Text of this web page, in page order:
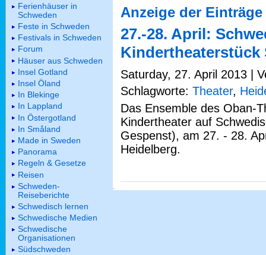
Anzeige der
27.-28. April:
Kindertheaterstück
Saturday, 27. April 2013 |
Schlagworte: Theater,
Das Ensemble des Oban-
Kindertheater auf
Gespenst), am 27. - 28.
Heidelberg.
Ferienhäuser in
Schweden
Feste in Schweden
Festivals in Schweden
Forum
Häuser aus Schweden
Insel Gotland
Insel Öland
In Blekinge
In Lappland
In Östergotland
In Småland
Made in Sweden
Panorama
Regeln & Gesetze
Reisen
Schweden-
Reiseberichte
Schwedisch lernen
Schwedische Medien
Schwedische
Organisationen
Südschweden